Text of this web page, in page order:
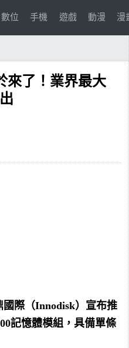
數位 手機 遊戲 動漫 漫
來了！業界最大
國際（Innodisk）宣布推
記憶體模組，具備單條